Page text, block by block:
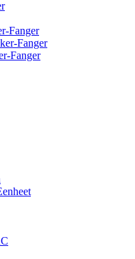
Fanger
Fanger
Fanger